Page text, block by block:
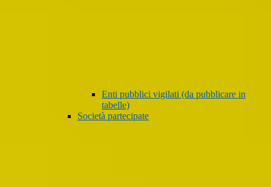
Enti pubblici vigilati (da pubblicare in
tabelle)
Società partecipate